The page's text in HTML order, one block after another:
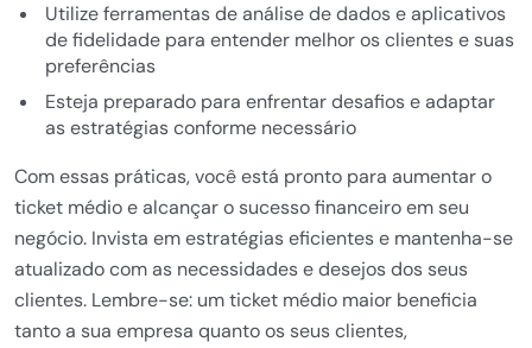
Utilize ferramentas de análise de dados e aplicativos
de fidelidade para entender melhor os clientes e suas
preferências
Esteja preparado para enfrentar desafios e adaptar
as estratégias conforme necessário
Com essas práticas, você está pronto para aumentar o
ticket médio e alcançar o sucesso financeiro em seu
negócio. Invista em estratégias eficientes e mantenha-se
atualizado com as necessidades e desejos dos seus
clientes. Lembre-se: um ticket médio maior beneficia
tanto a sua empresa quanto os seus clientes,